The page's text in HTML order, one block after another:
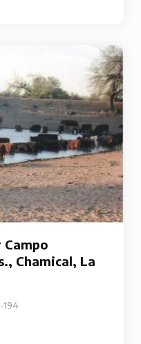
Campo
Chamical, La
194